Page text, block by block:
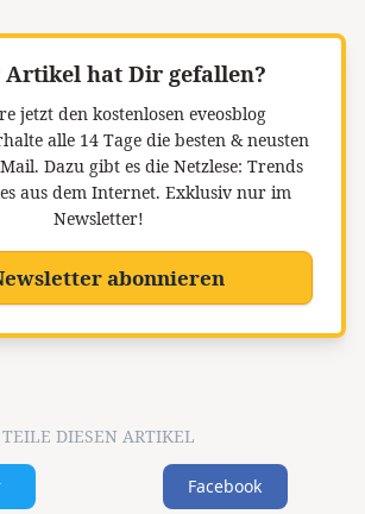
Artikel hat Dir gefallen?
jetzt den kostenlosen eveosblog
alle 14 Tage die besten & neusten
Dazu gibt es die Netzlese: Trends
aus dem Internet. Exklusiv nur im
Newsletter!
abonnieren
TEILE DIESEN ARTIKEL
Facebook